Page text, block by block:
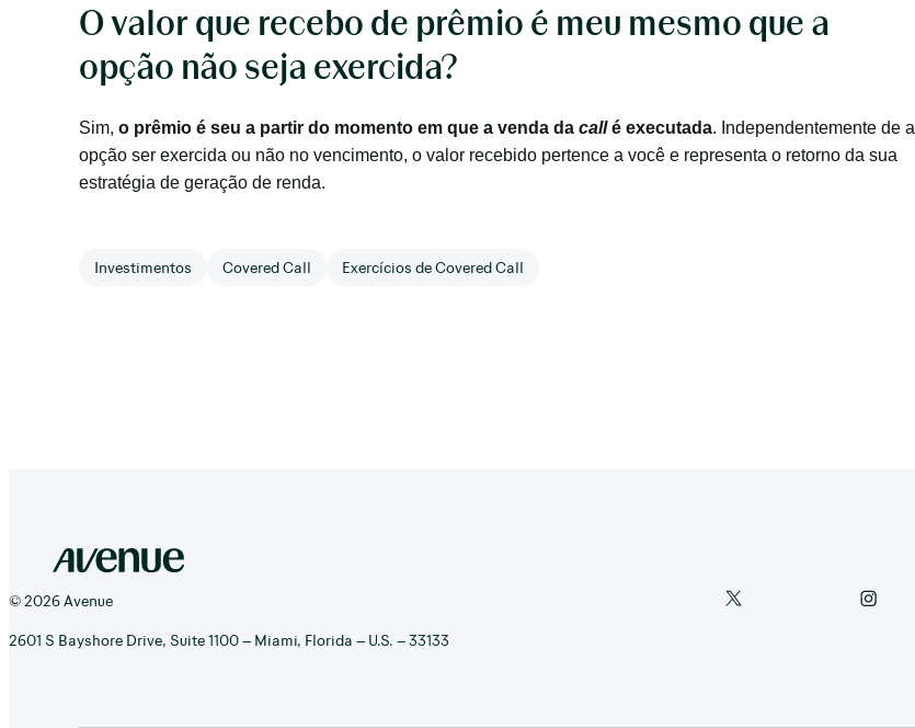
O valor que recebo de prêmio é meu mesmo que a
opção não seja exercida?
Sim, o prêmio é seu a partir do momento em que a venda da callé executada. Independentemente de a
opção ser exercida ou não no vencimento, o valor recebido pertence a você e representa o retorno da sua
estratégia de geração de renda.
Investimentos Covered Call Exercícios de Covered Call
© 2026 Avenue
2601 S Bayshore Drive, Suite 1100 – Miami, Florida – U.S. – 33133